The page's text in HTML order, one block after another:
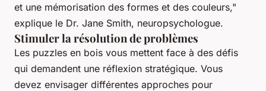
et une mémorisation des formes et des couleurs,"
explique le Dr. Jane Smith, neuropsychologue.
Stimuler la résolution de problèmes
Les puzzles en bois vous mettent face à des défis
qui demandent une réflexion stratégique. Vous
devez envisager différentes approches pour